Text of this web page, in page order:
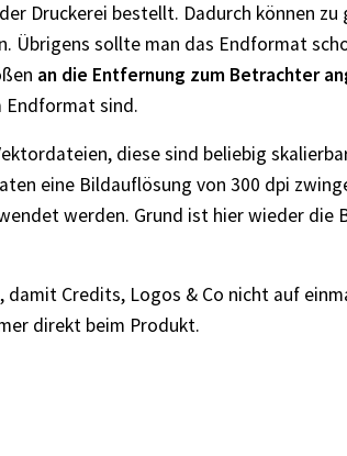
Druckerei bestellt. Dadurch können
Übrigens sollte man das Endformat
an die Entfernung zum Betrachter
Endformat sind.
diese sind beliebig
eine Bildauflösung von 300 dpi
werden. Grund ist hier wieder die
, damit Credits, Logos & Co nicht auf
direkt beim Produkt.